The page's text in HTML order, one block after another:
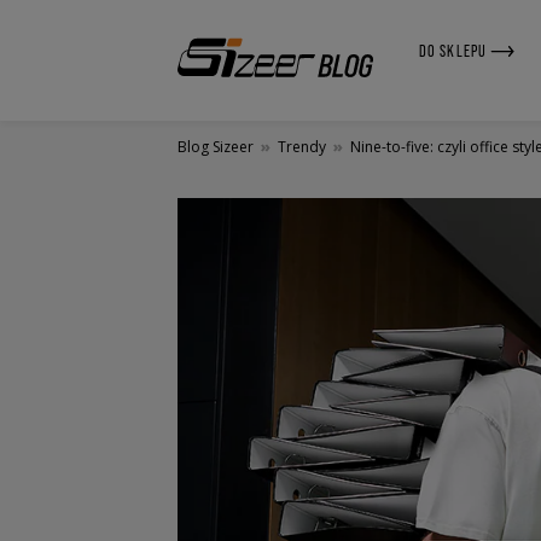
DO SKLEPU
Blog Sizeer » Trendy » Nine-to-five: czyli office